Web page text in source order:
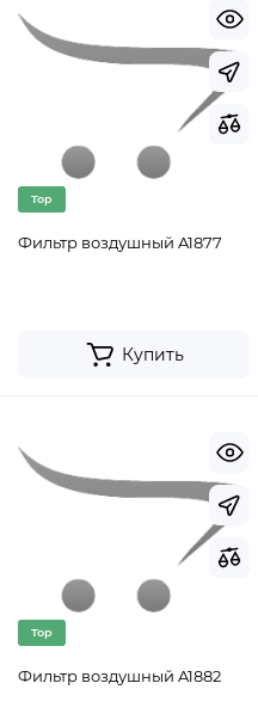
Top
Фильтр воздушный A1877
Купить
Top
Фильтр воздушный A1882